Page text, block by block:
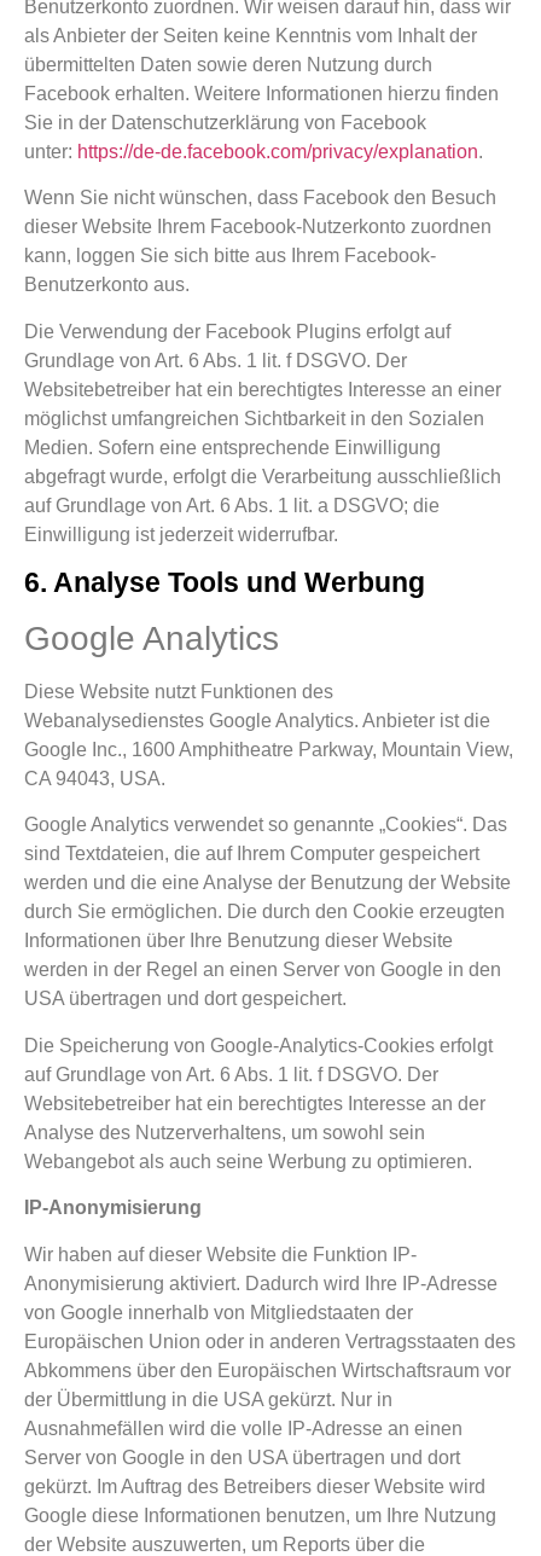
Benutzerkonto zuordnen. Wir weisen darauf hin, dass wir
als Anbieter der Seiten keine Kenntnis vom Inhalt der
übermittelten Daten sowie deren Nutzung durch
Facebook erhalten. Weitere Informationen hierzu finden
Sie in der Datenschutzerklärung von Facebook
unter: https://de-de.facebook.com/privacy/explanation.
Wenn Sie nicht wünschen, dass Facebook den Besuch
dieser Website Ihrem Facebook-Nutzerkonto zuordnen
kann, loggen Sie sich bitte aus Ihrem Facebook-
Benutzerkonto aus.
Die Verwendung der Facebook Plugins erfolgt auf
Grundlage von Art. 6 Abs. 1 lit. f DSGVO. Der
Websitebetreiber hat ein berechtigtes Interesse an einer
möglichst umfangreichen Sichtbarkeit in den Sozialen
Medien. Sofern eine entsprechende Einwilligung
abgefragt wurde, erfolgt die Verarbeitung ausschließlich
auf Grundlage von Art. 6 Abs. 1 lit. a DSGVO; die
Einwilligung ist jederzeit widerrufbar.
6. Analyse Tools und Werbung
Google Analytics
Diese Website nutzt Funktionen des
Webanalysedienstes Google Analytics. Anbieter ist die
Google Inc., 1600 Amphitheatre Parkway, Mountain View,
CA 94043, USA.
Google Analytics verwendet so genannte „Cookies“. Das
sind Textdateien, die auf Ihrem Computer gespeichert
werden und die eine Analyse der Benutzung der Website
durch Sie ermöglichen. Die durch den Cookie erzeugten
Informationen über Ihre Benutzung dieser Website
werden in der Regel an einen Server von Google in den
USA übertragen und dort gespeichert.
Die Speicherung von Google-Analytics-Cookies erfolgt
auf Grundlage von Art. 6 Abs. 1 lit. f DSGVO. Der
Websitebetreiber hat ein berechtigtes Interesse an der
Analyse des Nutzerverhaltens, um sowohl sein
Webangebot als auch seine Werbung zu optimieren.
IP-Anonymisierung
Wir haben auf dieser Website die Funktion IP-
Anonymisierung aktiviert. Dadurch wird Ihre IP-Adresse
von Google innerhalb von Mitgliedstaaten der
Europäischen Union oder in anderen Vertragsstaaten des
Abkommens über den Europäischen Wirtschaftsraum vor
der Übermittlung in die USA gekürzt. Nur in
Ausnahmefällen wird die volle IP-Adresse an einen
Server von Google in den USA übertragen und dort
gekürzt. Im Auftrag des Betreibers dieser Website wird
Google diese Informationen benutzen, um Ihre Nutzung
der Website auszuwerten, um Reports über die